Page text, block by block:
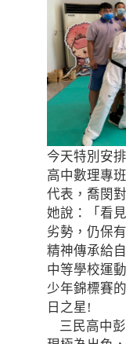
今天特別安
高中數理專
代表，喬閔
她說：「看
劣勢，仍保
精神傳承給
中等學校運
少年錦標賽
日之星!
三民高中彭